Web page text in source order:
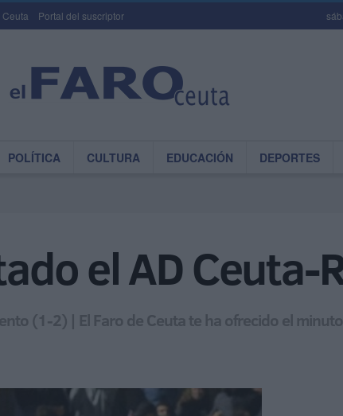
Ceuta Portal del suscriptor
POLÍTICA CULTURA EDUCACIÓN DEPORTES
el AD Ceuta-
(1-2) | El Faro de Ceuta te ha ofrecido el